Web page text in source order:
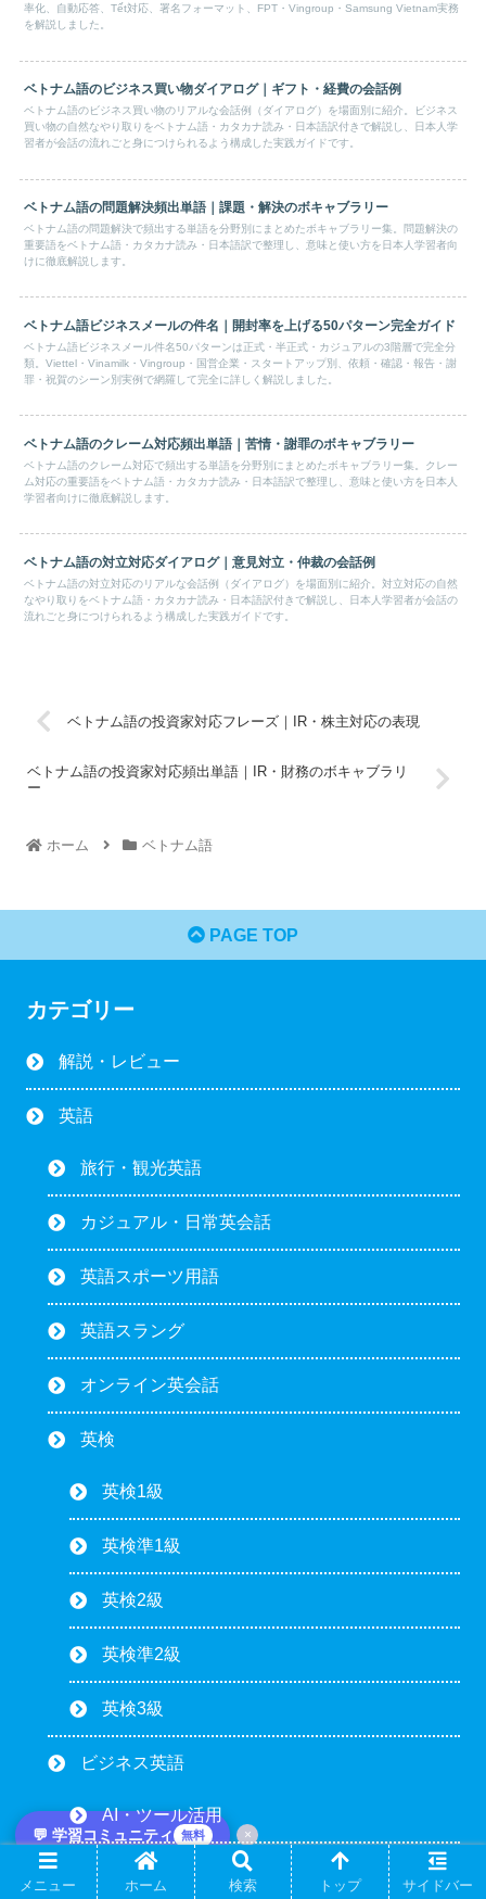
💬 学習コミュニティ 無料 ×
率化、自動応答、Tết対応、署名フォーマット、FPT・Vingroup・Samsung Vietnam実務
を解説しました。
ベトナム語のビジネス買い物ダイアログ｜ギフト・経費の会話例
ベトナム語のビジネス買い物のリアルな会話例（ダイアログ）を場面別に紹介。ビジネス
買い物の自然なやり取りをベトナム語・カタカナ読み・日本語訳付きで解説し、日本人学
習者が会話の流れごと身につけられるよう構成した実践ガイドです。
ベトナム語の問題解決頻出単語｜課題・解決のボキャブラリー
ベトナム語の問題解決で頻出する単語を分野別にまとめたボキャブラリー集。問題解決の
重要語をベトナム語・カタカナ読み・日本語訳で整理し、意味と使い方を日本人学習者向
けに徹底解説します。
ベトナム語ビジネスメールの件名｜開封率を上げる50パターン完全ガイド
ベトナム語ビジネスメール件名50パターンは正式・半正式・カジュアルの3階層で完全分
類。Viettel・Vinamilk・Vingroup・国営企業・スタートアップ別、依頼・確認・報告・謝
罪・祝賀のシーン別実例で網羅して完全に詳しく解説しました。
ベトナム語のクレーム対応頻出単語｜苦情・謝罪のボキャブラリー
ベトナム語のクレーム対応で頻出する単語を分野別にまとめたボキャブラリー集。クレー
ム対応の重要語をベトナム語・カタカナ読み・日本語訳で整理し、意味と使い方を日本人
学習者向けに徹底解説します。
ベトナム語の対立対応ダイアログ｜意見対立・仲裁の会話例
ベトナム語の対立対応のリアルな会話例（ダイアログ）を場面別に紹介。対立対応の自然
なやり取りをベトナム語・カタカナ読み・日本語訳付きで解説し、日本人学習者が会話の
流れごと身につけられるよう構成した実践ガイドです。
ベトナム語の投資家対応フレーズ｜IR・株主対応の表現
ベトナム語の投資家対応頻出単語｜IR・財務のボキャブラリ
ー
ホーム ベトナム語
PAGE TOP
カテゴリー
解説・レビュー
英語
旅行・観光英語
カジュアル・日常英会話
英語スポーツ用語
英語スラング
オンライン英会話
英検
英検1級
英検準1級
英検2級
英検準2級
英検3級
ビジネス英語
AI・ツール活用
英語圏の文化別作法
メニュー ホーム 検索 トップ サイドバー